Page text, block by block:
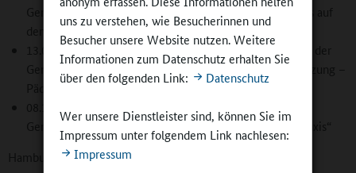
uns zu verstehen, wie Besucherinnen und
Besucher unsere Website nutzen. Weitere
Informationen zum Datenschutz erhalten Sie
über den folgenden Link:
Datenschutz
Wer unsere Dienstleister sind, können Sie im
Impressum unter folgendem Link nachlesen:
Impressum
Gemeinschaftsverpflegung für Kinder - Vom Händler bis auf
den Teller“
13.05.2019 Marxheim (OT Schweinspoint) „Bio-Essen in der
Gemeinschaftsverpflegung für Kinder: Qualität - Umsetzung –
Pädagogik“
08.10.2019 Aschaffenburg „Bioessen in der
Gemeinschaftsverpflegung: Qualität – Umsetzung – Praxis“
Hamburg